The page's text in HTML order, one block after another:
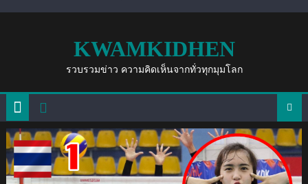
KWAMKIDHEN
รวบรวมข่าว ความคิดเห็นจากทั่วทุกมุมโลก